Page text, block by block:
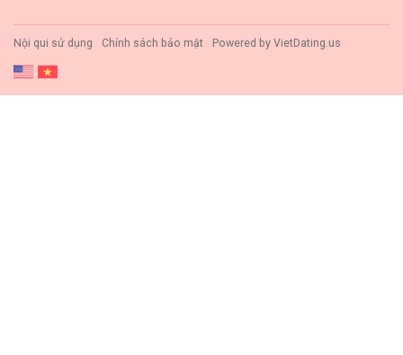
Nội qui sử dụng Chính sách bảo mật Powered by VietDating.us